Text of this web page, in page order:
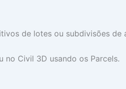
de lotes ou subdivisões de
no Civil 3D usando os Parcels.